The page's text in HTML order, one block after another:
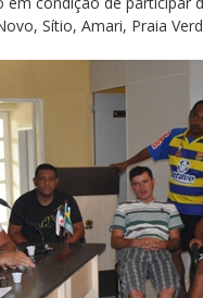
Sítio, Amari, Praia